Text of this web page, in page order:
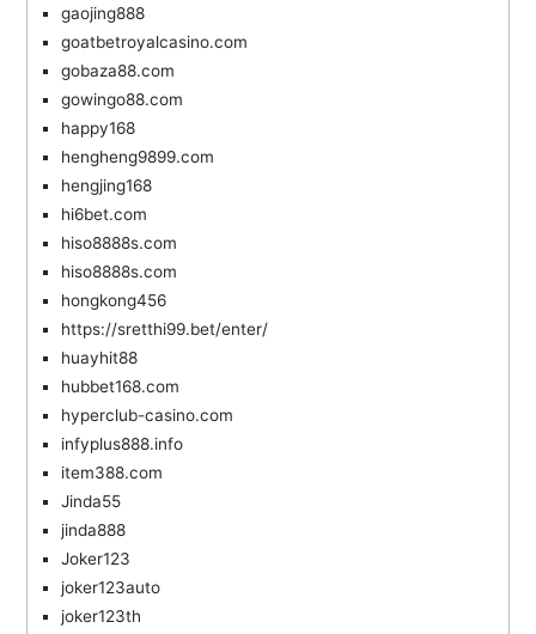
gaojing888
goatbetroyalcasino.com
gobaza88.com
gowingo88.com
happy168
hengheng9899.com
hengjing168
hi6bet.com
hiso8888s.com
hiso8888s.com
hongkong456
https://sretthi99.bet/enter/
huayhit88
hubbet168.com
hyperclub-casino.com
infyplus888.info
item388.com
Jinda55
jinda888
Joker123
joker123auto
joker123th